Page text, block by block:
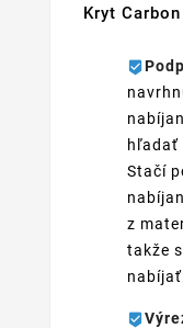
Kryt
hľadať
Stačí
z
takže